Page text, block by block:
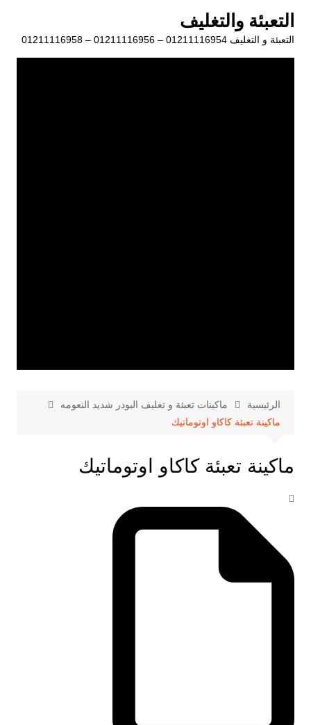
المحتوى
التعبئة والتغليف
التعبئة و التغليف 01211116954 – 01211116956 – 01211116958
الرئيسية
ماكينات تعبئة و تغليف البودر شديد النعومه
ماكينة تعبئة كاكاو اوتوماتيك
ماكينة تعبئة كاكاو اوتوماتيك